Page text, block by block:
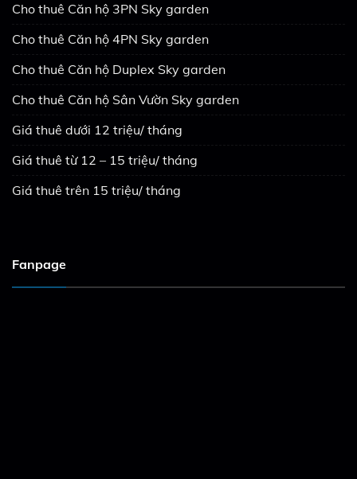
Cho thuê Căn hộ 3PN Sky garden
Cho thuê Căn hộ 4PN Sky garden
Cho thuê Căn hộ Duplex Sky garden
Cho thuê Căn hộ Sân Vườn Sky garden
Giá thuê dưới 12 triệu/ tháng
Giá thuê từ 12 – 15 triệu/ tháng
Giá thuê trên 15 triệu/ tháng
Fanpage